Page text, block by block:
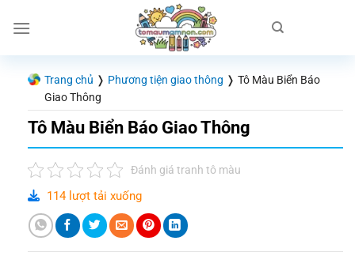
đến
Trang chủ ❭ Phương tiện giao thông ❭ Tô Màu Biển Báo
Giao Thông
Tô Màu Biển Báo Giao Thông
Đánh giá tranh tô màu
114 lượt tải xuống